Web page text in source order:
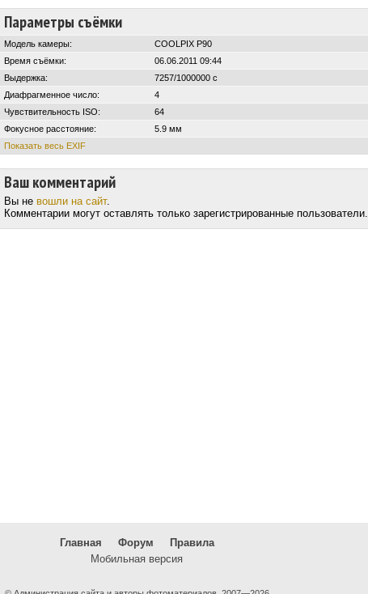
Параметры съёмки
Модель камеры:
COOLPIX P90
Время съёмки:
06.06.2011 09:44
Выдержка:
7257/1000000 с
Диафрагменное число:
4
Чувствительность ISO:
64
Фокусное расстояние:
5.9 мм
Показать весь EXIF
Ваш комментарий
Вы не вошли на сайт.
Комментарии могут оставлять только зарегистрированные пользователи.
Главная Форум
Правила
Мобильная версия